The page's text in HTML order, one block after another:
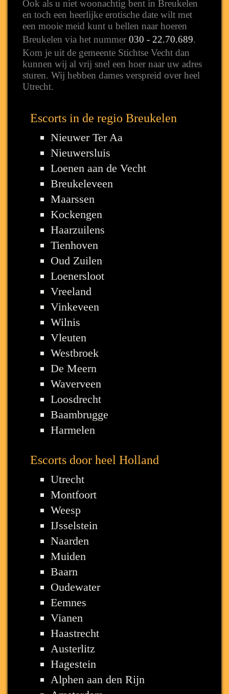
Ook als u niet woonachtig bent in Breukelen
en toch een heerlijke erotische date wilt met
een mooie meid kunt u bellen naar hoeren
Breukelen via het nummer 030 - 22.70.689.
Kom je uit de gemeente Stichtse Vecht dan
kunnen wij al vrij snel een hoer naar uw adres
sturen. Wij hebben dames verspreid over heel
Utrecht.
Escorts in de regio Breukelen
Nieuwer Ter Aa
Nieuwersluis
Loenen aan de Vecht
Breukeleveen
Maarssen
Kockengen
Haarzuilens
Tienhoven
Oud Zuilen
Loenersloot
Vreeland
Vinkeveen
Wilnis
Vleuten
Westbroek
De Meern
Waverveen
Loosdrecht
Baambrugge
Harmelen
Escorts door heel Holland
Utrecht
Montfoort
Weesp
IJsselstein
Naarden
Muiden
Baarn
Oudewater
Eemnes
Vianen
Haastrecht
Austerlitz
Hagestein
Alphen aan den Rijn